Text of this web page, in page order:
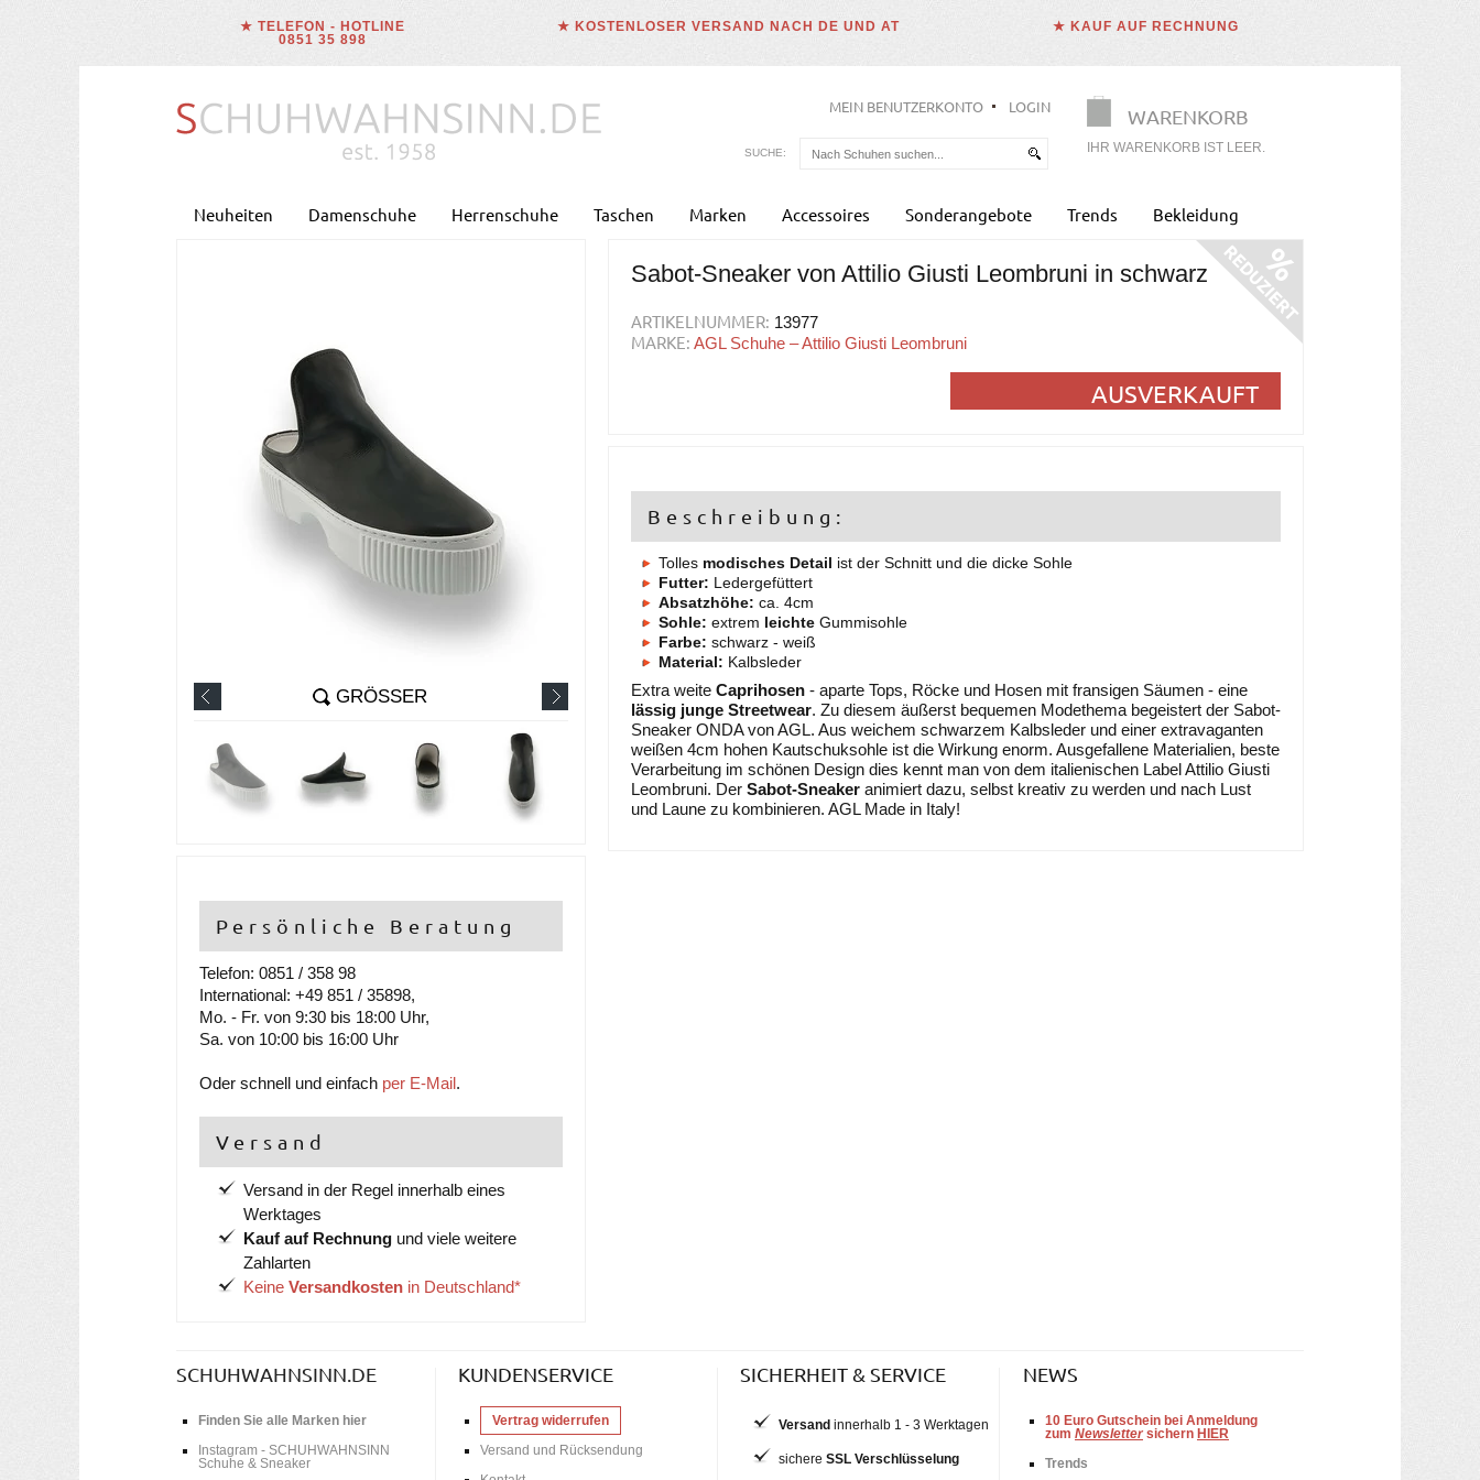
★ TELEFON - HOTLINE
0851 35 898
★ KOSTENLOSER VERSAND NACH DE UND AT ★ KAUF AUF RECHNUNG
WARENKORB
IHR WARENKORB IST LEER.
MEIN BENUTZERKONTO LOGIN
SUCHE:
Neuheiten Damenschuhe Herrenschuhe Taschen Marken Accessoires Sonderangebote Trends Bekleidung
GRÖSSER
Persönliche Beratung
Telefon: 0851 / 358 98
International: +49 851 / 35898,
Mo. - Fr. von 9:30 bis 18:00 Uhr,
Sa. von 10:00 bis 16:00 Uhr
Oder schnell und einfach per E-Mail.
Versand
Versand in der Regel innerhalb eines
Werktages
Kauf auf Rechnung und viele weitere
Zahlarten
Keine Versandkosten in Deutschland*
Sabot-Sneaker von Attilio Giusti Leombruni in schwarz
ARTIKELNUMMER: 13977
MARKE: AGL Schuhe – Attilio Giusti Leombruni
AUSVERKAUFT
Beschreibung:
Tolles modisches Detail ist der Schnitt und die dicke Sohle
Futter: Ledergefüttert
Absatzhöhe: ca. 4cm
Sohle: extrem leichte Gummisohle
Farbe: schwarz - weiß
Material: Kalbsleder
Extra weite Caprihosen - aparte Tops, Röcke und Hosen mit fransigen Säumen - eine
lässig junge Streetwear. Zu diesem äußerst bequemen Modethema begeistert der Sabot-
Sneaker ONDA von AGL. Aus weichem schwarzem Kalbsleder und einer extravaganten
weißen 4cm hohen Kautschuksohle ist die Wirkung enorm. Ausgefallene Materialien, beste
Verarbeitung im schönen Design dies kennt man von dem italienischen Label Attilio Giusti
Leombruni. Der Sabot-Sneaker animiert dazu, selbst kreativ zu werden und nach Lust
und Laune zu kombinieren. AGL Made in Italy!
SCHUHWAHNSINN.DE
Finden Sie alle Marken hier
Instagram - SCHUHWAHNSINN
Schuhe & Sneaker
KUNDENSERVICE
Vertrag widerrufen
Versand und Rücksendung
SICHERHEIT & SERVICE
Versand innerhalb 1 - 3 Werktagen
sichere SSL Verschlüsselung
NEWS
10 Euro Gutschein bei Anmeldung
zum Newsletter sichern HIER
Trends